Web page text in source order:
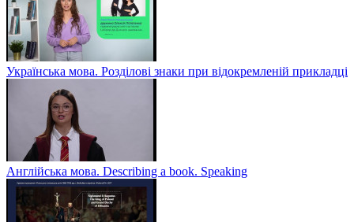
Українська мова. Розділові знаки при відокремленій прикладці
Англійська мова. Describing a book. Speaking